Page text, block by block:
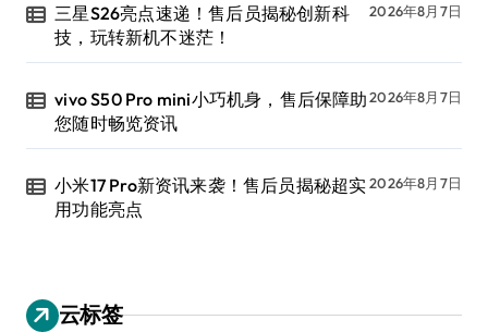
三星S26亮点速递！售后员揭秘创新科
技，玩转新机不迷茫！
2026年8月7日
vivo S50 Pro mini小巧机身，售后保障助
您随时畅览资讯
2026年8月7日
小米17 Pro新资讯来袭！售后员揭秘超实
用功能亮点
2026年8月7日
云标签